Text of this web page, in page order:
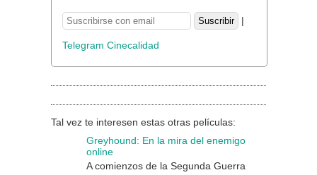
|
Telegram Cinecalidad
Tal vez te interesen estas otras películas:
Greyhound: En la mira del enemigo
online
A comienzos de la Segunda Guerra